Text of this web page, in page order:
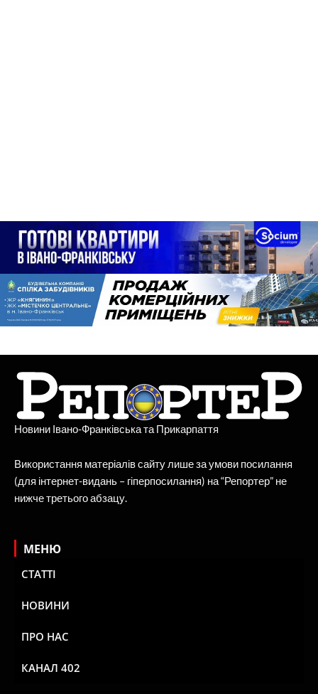
Новини Івано-Франківська та Прикарпаття
Використання матеріалів сайту лише за умови посилання
(для інтернет-видань – гіперпосилання) на “Репортер” не
нижче третього абзацу.
МЕНЮ
СТАТТІ
НОВИНИ
ПРО НАС
КАНАЛ 402